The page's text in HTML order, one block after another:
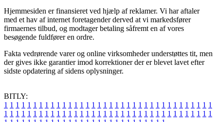
Hjemmesiden er finansieret ved hjælp af reklamer. Vi har aftaler
med et hav af internet foretagender derved at vi markedsfører
firmaernes tilbud, og modtager betaling såfremt en af vores
besøgende fuldfører en ordre.
Fakta vedrørende varer og online virksomheder understøttes tit, men
der gives ikke garantier imod korrektioner der er blevet lavet efter
sidste opdatering af sidens oplysninger.
BITLY:
1 1 1 1 1 1 1 1 1 1 1 1 1 1 1 1 1 1 1 1 1 1 1 1 1 1 1 1 1 1 1 1 1 1 1 1
1 1 1 1 1 1 1 1 1 1 1 1 1 1 1 1 1 1 1 1 1 1 1 1 1 1 1 1 1 1 1 1 1 1 1 1